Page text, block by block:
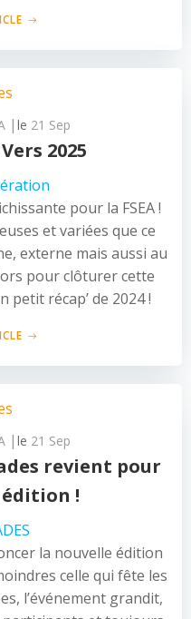
| le 21 Sep
2025
pour la FSEA !
et variées que ce
externe mais aussi au
pour clôturer cette
récap’ de 2024 !
| le 21 Sep
revient pour
édition !
la nouvelle édition
celle qui fête les
l’événement grandit,